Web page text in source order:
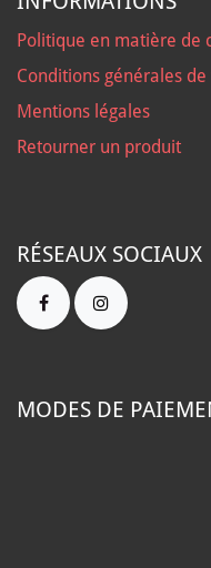
Politique en matière de
Conditions générales de
Mentions légales
Retourner un produit
RÉSEAUX SOCIAUX
MODES DE